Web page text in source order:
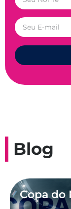
Blog
Copa do